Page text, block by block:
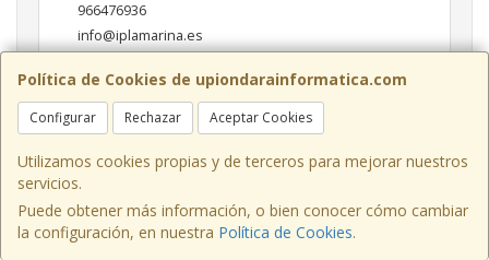
Política de Cookies de upiondarainformatica.com
Configurar Rechazar Aceptar Cookies
Utilizamos cookies propias y de terceros para mejorar nuestros
servicios.
Puede obtener más información, o bien conocer cómo cambiar
la configuración, en nuestra Política de Cookies.
966476936
info@iplamarina.es
Horario
LUNES - VIERNES 9:30h-14:00h 16:30h-20:30h SÁBADOS
10:00h-14:00h
, , , , España. - C.I.F.: B54081815 - Tfno: